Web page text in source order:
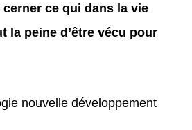
ce qui dans la vie
la peine d’être vécu pour